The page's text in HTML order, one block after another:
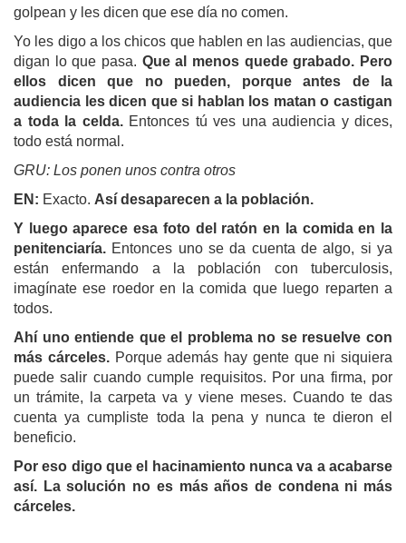
golpean y les dicen que ese día no comen.
Yo les digo a los chicos que hablen en las audiencias, que
digan lo que pasa. Que al menos quede grabado. Pero
ellos dicen que no pueden, porque antes de la
audiencia les dicen que si hablan los matan o castigan
a toda la celda.Entonces tú ves una audiencia y dices,
todo está normal.
GRU: Los ponen unos contra otros
EN: Exacto. Así desaparecen a la población.
Y luego aparece esa foto del ratón en la comida en la
penitenciaría. Entonces uno se da cuenta de algo, si ya
están enfermando a la población con tuberculosis,
imagínate ese roedor en la comida que luego reparten a
todos.
Ahí uno entiende que el problema no se resuelve con
más cárceles.Porque además hay gente que ni siquiera
puede salir cuando cumple requisitos. Por una firma, por
un trámite, la carpeta va y viene meses. Cuando te das
cuenta ya cumpliste toda la pena y nunca te dieron el
beneficio.
Por eso digo que el hacinamiento nunca va a acabarse
así. La solución no es más años de condena ni más
cárceles.